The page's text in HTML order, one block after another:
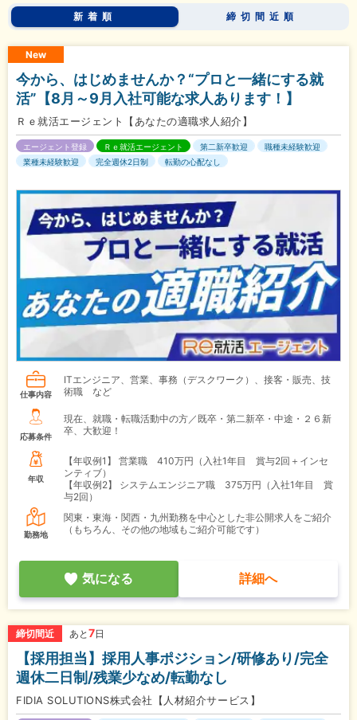
新着順 締切間近順
New
今から、はじめませんか？“プロと一緒にする就
活”【8月～9月入社可能な求人あります！】
Ｒｅ就活エージェント【あなたの適職求人紹介】
エージェント登録 Ｒｅ就活エージェント 第二新卒歓迎
職種未経験歓迎
業種未経験歓迎
完全週休2日制 転勤の心配なし
仕事内容
ITエンジニア、営業、事務（デスクワーク）、接客・販売、技
術職 など
応募条件
現在、就職・転職活動中の方／既卒・第二新卒・中途・２６新
卒、大歓迎！
年収
【年収例1】
営業職 410万円（入社1年目 賞与2回＋インセ
ンティブ）
【年収例2】
システムエンジニア職 375万円（入社1年目 賞
与2回）
勤務地
関東・東海・関西・九州勤務を中心とした非公開求人をご紹介
（もちろん、その他の地域もご紹介可能です）
気になる 詳細へ
締切間近 あと 7日
【採用担当】採用人事ポジション/研修あり/完全
週休二日制/残業少なめ/転勤なし
FIDIA SOLUTIONS株式会社【人材紹介サービス】